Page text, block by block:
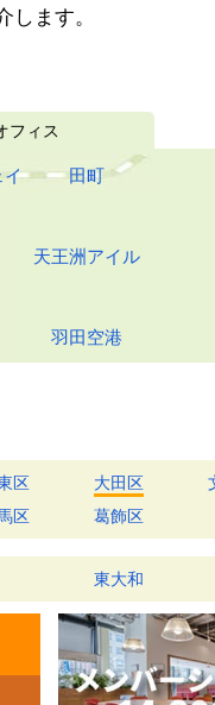
ます。
区 大田区
区 葛飾区
東大和
フィス
イ
田町
天王洲アイル
羽田空港